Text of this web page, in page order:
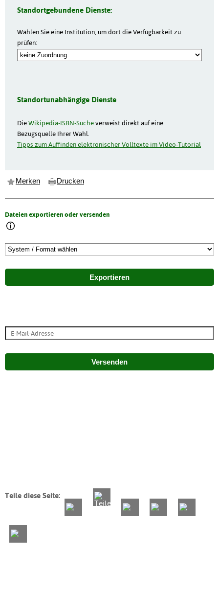
Standortgebundene Dienste:
Wählen Sie eine Institution, um dort die Verfügbarkeit zu
prüfen:
Standortunabhängige Dienste
DieWikipedia-ISBN-Sucheverweist direkt auf eine
Bezugsquelle Ihrer Wahl.
Tipps zum Auffinden elektronischer Volltexte im Video-Tutorial
Merken Drucken
Dateien exportieren oder versenden
Exportieren
Versenden
Teile diese Seite: